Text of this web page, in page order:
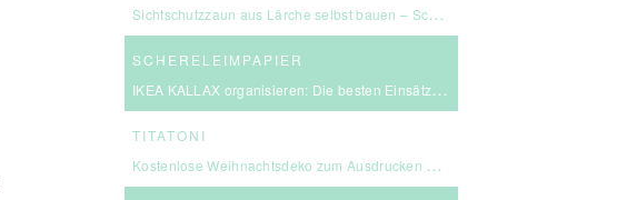
Sichtschutzzaun aus Lärche selbst bauen – Schritt-für-Schritt-Anleitung & Kosten
SCHERELEIMPAPIER
IKEA KALLAX organisieren: Die besten Einsätze für mehr Ordnung
TITATONI
Kostenlose Weihnachtsdeko zum Ausdrucken – eine kleine Girlande für euer Zuhause ☆